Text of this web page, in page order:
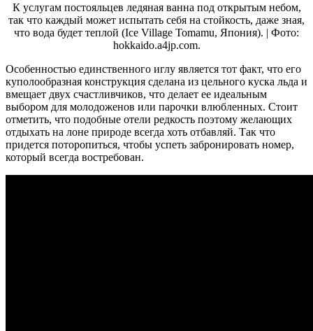
К услугам постояльцев ледяная ванна под открытым небом,
так что каждый может испытать себя на стойкость, даже зная,
что вода будет теплой (Ice Village Tomamu, Япония). | Фото:
hokkaido.a4jp.com.
Особенностью единственного иглу является тот факт, что его
куполообразная конструкция сделана из цельного куска льда и
вмещает двух счастливчиков, что делает ее идеальным
выбором для молодоженов или парочки влюбленных. Стоит
отметить, что подобные отели редкость поэтому желающих
отдыхать на лоне природе всегда хоть отбавляй. Так что
придется поторопиться, чтобы успеть забронировать номер,
который всегда востребован.